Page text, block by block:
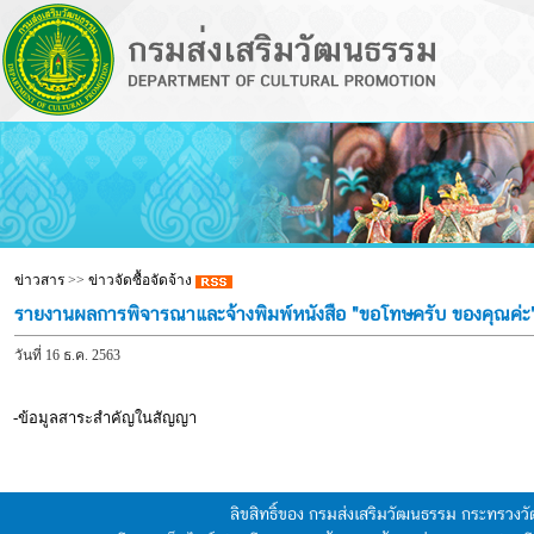
ข่าวสาร>> ข่าวจัดซื้อจัดจ้าง
รายงานผลการพิจารณาและจ้างพิมพ์หนังสือ "ขอโทษครับ ของคุณค่ะ
วันที่ 16 ธ.ค. 2563
-ข้อมูลสาระสำคัญในสัญญา
ลิขสิทธิ์ของ กรมส่งเสริมวัฒนธรรม กระทรว